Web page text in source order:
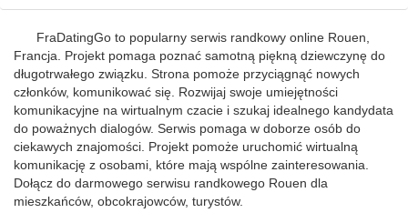
FraDatingGo to popularny serwis randkowy online Rouen,
Francja. Projekt pomaga poznać samotną piękną dziewczynę do
długotrwałego związku. Strona pomoże przyciągnąć nowych
członków, komunikować się. Rozwijaj swoje umiejętności
komunikacyjne na wirtualnym czacie i szukaj idealnego kandydata
do poważnych dialogów. Serwis pomaga w doborze osób do
ciekawych znajomości. Projekt pomoże uruchomić wirtualną
komunikację z osobami, które mają wspólne zainteresowania.
Dołącz do darmowego serwisu randkowego Rouen dla
mieszkańców, obcokrajowców, turystów.